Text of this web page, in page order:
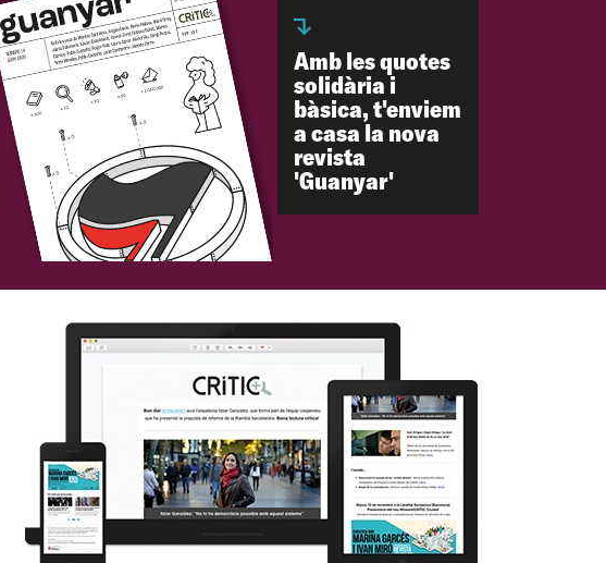
Amb les quotes
solidària i
bàsica, t'enviem
a casa la nova
revista
'Guanyar'